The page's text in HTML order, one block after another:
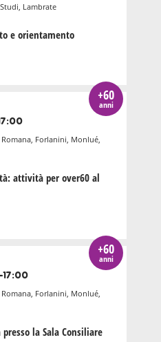
Lambrate
e orientamento
+60
anni
Forlanini, Monlué,
attività per over60 al
+60
anni
17:00
Forlanini, Monlué,
la Sala Consiliare